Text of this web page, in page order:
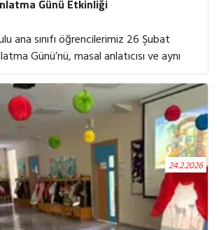
Günü Etkinliği
ana sınıfı öğrencilerimiz 26 Şubat
Günü’nü, masal anlatıcısı ve aynı
öğretmenimizin büyüleyici
daha masalların sihirli dünyasında kutladı.
ile Fare” masalıyla kelimelerin gücüne
cesaretin, dostluğun ve
önemini keşfettikleri keyifli bir yolculuğa
kimi zaman gülümsediler, kimi zaman
ve hayal güçlerini özgürce
24.2.2026